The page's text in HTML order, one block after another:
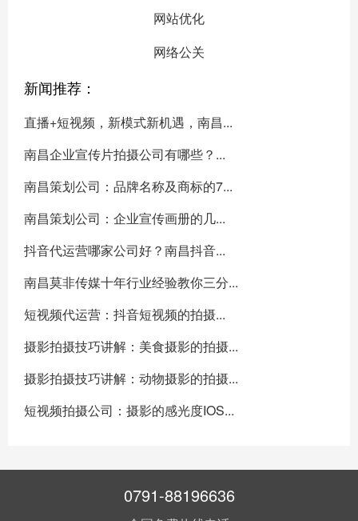
网站优化
网络公关
新闻推荐：
直播+短视频，新模式新机遇，南昌...
南昌企业宣传片拍摄公司有哪些？...
南昌策划公司：品牌名称及商标的7...
南昌策划公司：企业宣传画册的几...
抖音代运营哪家公司好？南昌抖音...
南昌莫非传媒十年行业经验教你三分...
短视频代运营：抖音短视频的拍摄...
摄影拍摄技巧讲解：美食摄影的拍摄...
摄影拍摄技巧讲解：动物摄影的拍摄...
短视频拍摄公司：摄影的感光度IOS...
0791-88196636